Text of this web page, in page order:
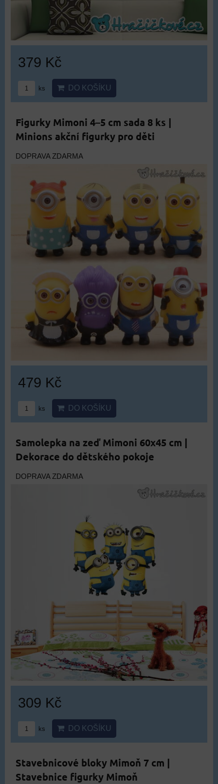
379 Kč
ks DO KOŠÍKU
Figurky Mimoni 4–5 cm sada 8 ks |
Minions akční figurky pro děti
DOPRAVA ZDARMA
479 Kč
ks DO KOŠÍKU
Samolepka na zeď Mimoni 60x45 cm |
Dekorace do dětského pokoje
DOPRAVA ZDARMA
309 Kč
ks DO KOŠÍKU
Stavebnicové bloky Mimoň 7 cm |
Stavebnice figurky Mimoň